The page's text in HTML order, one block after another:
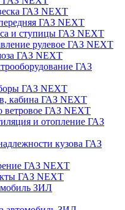
ГАЗ NEXT
ГАЗ NEXT
и ступицы ГАЗ NEXT
рулевое ГАЗ NEXT
ГАЗ NEXT
ГАЗ
ГАЗ NEXT
кабина ГАЗ NEXT
ветровое ГАЗ NEXT
и отопление ГАЗ
кузова ГАЗ
ГАЗ NEXT
ГАЗ NEXT
ЗИЛ